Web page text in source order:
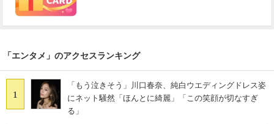
「エンタメ」のアクセスランキング
1
「もう泣きそう」川口春奈、純白ウエディングドレス姿
にネット騒然「ほんとに綺麗」「この笑顔が切なすぎ
る」